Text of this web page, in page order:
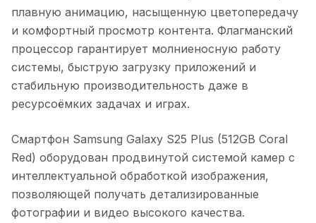
плавную анимацию, насыщенную цветопередачу
и комфортный просмотр контента. Флагманский
процессор гарантирует молниеносную работу
системы, быструю загрузку приложений и
стабильную производительность даже в
ресурсоёмких задачах и играх.
Смартфон Samsung Galaxy S25 Plus (512GB Coral
Red) оборудован продвинутой системой камер с
интеллектуальной обработкой изображения,
позволяющей получать детализированные
фотографии и видео высокого качества.